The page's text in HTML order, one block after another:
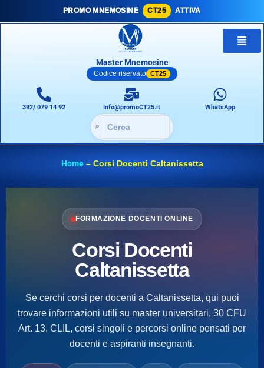
PROMO MNEMOSINE CT25 ATTIVA
Master Mnemosine
Codice riservato CT25
392/ 079 14 92 Info@promoCT25.it WhatsApp
🔎
Home– Corsi Docenti Caltanissetta
FORMAZIONE DOCENTI ONLINE
Corsi Docenti
Caltanissetta
Se cerchi corsi per docenti a Caltanissetta, qui puoi
trovare informazioni utili su master universitari, 30 CFU
Art. 13, CLIL, corsi singoli e percorsi online pensati per
docenti e aspiranti insegnanti.